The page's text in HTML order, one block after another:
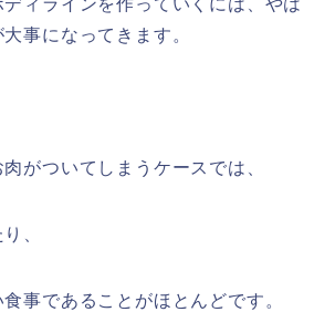
ディラインを作っていくには、やは
事になってきます。
がついてしまうケースでは、
、
事であることがほとんどです。